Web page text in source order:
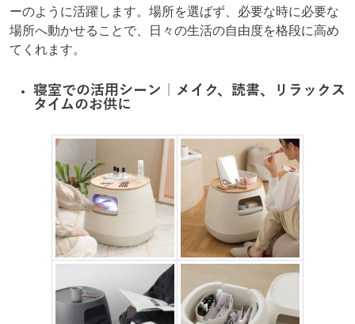
ーのように活躍します。場所を選ばず、必要な時に必要な
場所へ動かせることで、日々の生活の自由度を格段に高め
てくれます。
寝室での活用シーン｜メイク、読書、リラックス
タイムのお供に